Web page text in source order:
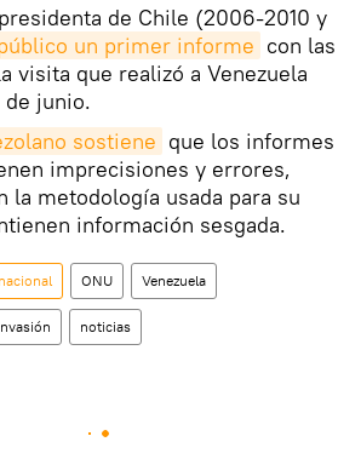
de Chile (2006-2010 y
un primer informe con las
visita que realizó a Venezuela
de junio.
sostiene que los informes
imprecisiones y errores,
la metodología usada para su
información sesgada.
ONU Venezuela
noticias